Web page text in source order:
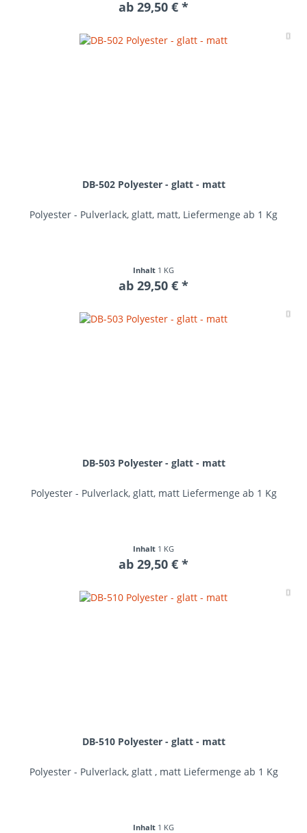
ab 29,50 € *
DB-502 Polyester - glatt - matt
Polyester - Pulverlack, glatt, matt, Liefermenge ab 1 Kg
Inhalt 1 KG
ab 29,50 € *
DB-503 Polyester - glatt - matt
Polyester - Pulverlack, glatt, matt Liefermenge ab 1 Kg
Inhalt 1 KG
ab 29,50 € *
DB-510 Polyester - glatt - matt
Polyester - Pulverlack, glatt , matt Liefermenge ab 1 Kg
Inhalt 1 KG